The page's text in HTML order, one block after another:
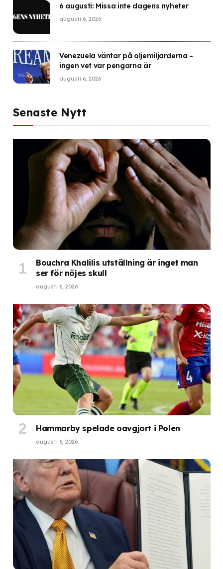
6 augusti: Missa inte dagens nyheter
augusti 6, 2026
Venezuela väntar på oljemiljarderna –
ingen vet var pengarna är
augusti 6, 2026
Senaste Nytt
Bouchra Khalilis utställning är inget man
ser för nöjes skull
augusti 6, 2026
Hammarby spelade oavgjort i Polen
augusti 6, 2026